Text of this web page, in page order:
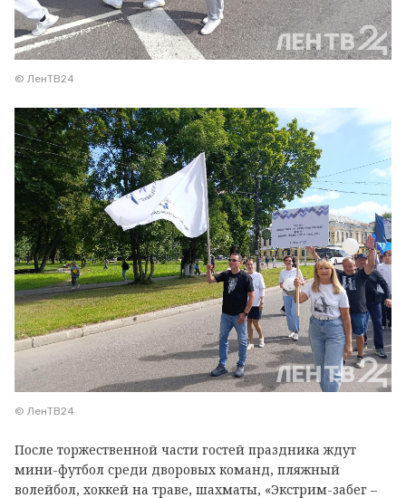
© ЛенТВ24
© ЛенТВ24
После торжественной части гостей праздника ждут
мини-футбол среди дворовых команд, пляжный
волейбол, хоккей на траве, шахматы, «Экстрим-забег –